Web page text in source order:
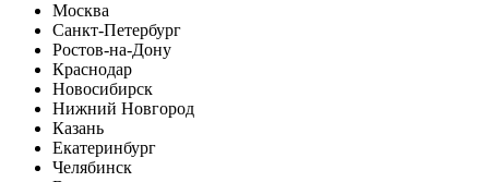
Москва
Санкт-Петербург
Ростов-на-Дону
Краснодар
Новосибирск
Нижний Новгород
Казань
Екатеринбург
Челябинск